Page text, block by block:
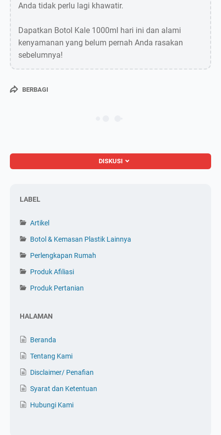
Anda tidak perlu lagi khawatir.
Dapatkan Botol Kale 1000ml hari ini dan alami
kenyamanan yang belum pernah Anda rasakan
sebelumnya!
BERBAGI
DISKUSI
LABEL
Artikel
Botol & Kemasan Plastik Lainnya
Perlengkapan Rumah
Produk Afiliasi
Produk Pertanian
HALAMAN
Beranda
Tentang Kami
Disclaimer/ Penafian
Syarat dan Ketentuan
Hubungi Kami